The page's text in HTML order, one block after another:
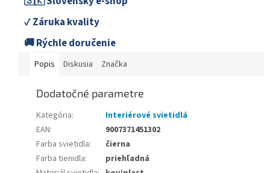
✓ Záruka kvality
🚚 Rýchle doručenie
Popis Diskusia Značka
Dodatočné parametre
Kategória:
Interiérové svietidlá
EAN:
9007371451302
Farba svietidla:
čierna
Farba tienidla:
priehľadná